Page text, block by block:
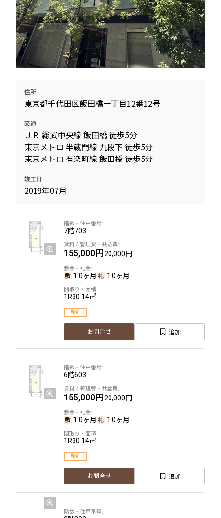
住所
東京都千代田区飯田橋一丁目12番12号
交通
ＪＲ 総武中央線 飯田橋 徒歩5分
東京メトロ 半蔵門線 九段下 徒歩5分
東京メトロ 有楽町線 飯田橋 徒歩5分
竣工日
2019年07月
7階703
155,000円20,000円
1.0ヶ月 1.0ヶ月
1R30.14㎡
駅近
お問合せ 追加
6階603
155,000円20,000円
1.0ヶ月 1.0ヶ月
1R30.14㎡
駅近
お問合せ 追加